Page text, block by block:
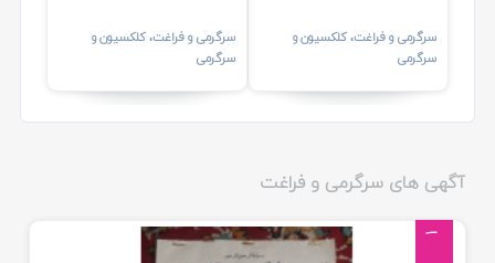
سرگرمی و فراغت، کلکسیون و
سرگرمی
سرگرمی و فراغت، کلکسیون و
سرگرمی
آگهی های سرگرمی و فراغت
1